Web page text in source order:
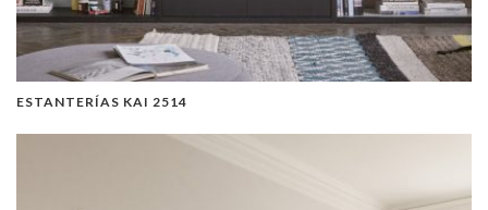
ESTANTERÍAS KAI 2514